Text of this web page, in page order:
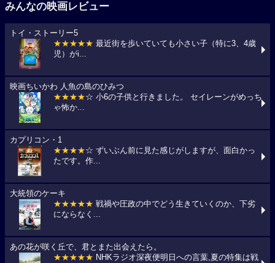
みんなの映画レビュー
トイ・ストーリー5
★★★★★ 最近街を歩いていても小さい子（特に3、4歳
児）がi...
映画ちいかわ 人魚の島のひみつ
★★★★☆ 小6の子供と行きました。 セイレーンがめっち
ゃ怖か...
カプリコン・1
★★★★☆ ずいぶん前に見た感じがしますが、面白かっ
たです。作...
大統領のケーキ
★★★★★ 戦禍や圧政の中でどう生きていくのか、下劣
にならなく...
あの花が咲く丘で、君とまた出会えたら。
★★★★★ NHKラジオ深夜便明日への言葉,夏の特集は戦